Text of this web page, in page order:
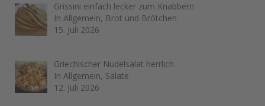
Grissini einfach lecker zum Knabbern
In Allgemein, Brot und Brötchen
15. Juli 2026
Griechischer Nudelsalat herrlich
In Allgemein, Salate
12. Juli 2026